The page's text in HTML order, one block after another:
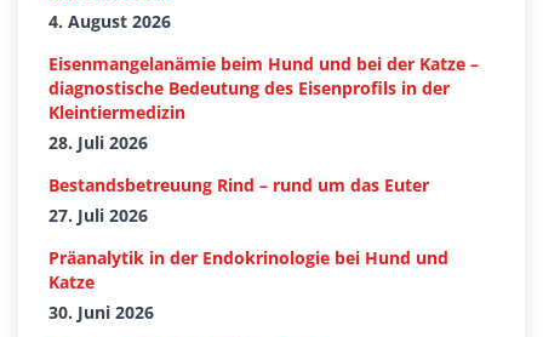
4. August 2026
Eisenmangelanämie beim Hund und bei der Katze –
diagnostische Bedeutung des Eisenprofils in der
Kleintiermedizin
28. Juli 2026
Bestandsbetreuung Rind – rund um das Euter
27. Juli 2026
Präanalytik in der Endokrinologie bei Hund und
Katze
30. Juni 2026